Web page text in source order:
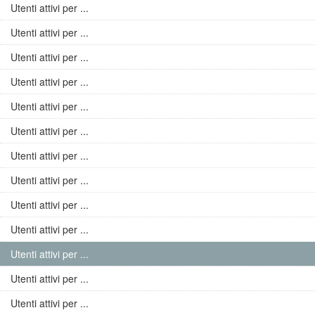
Utenti attivi per ...
Utenti attivi per ...
Utenti attivi per ...
Utenti attivi per ...
Utenti attivi per ...
Utenti attivi per ...
Utenti attivi per ...
Utenti attivi per ...
Utenti attivi per ...
Utenti attivi per ...
Utenti attivi per ...
Utenti attivi per ...
Utenti attivi per ...